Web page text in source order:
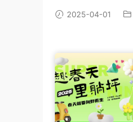
2025-04-01